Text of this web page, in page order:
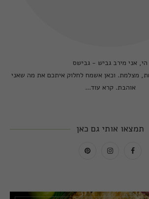
הי, אני מירב גביש - גבישס
מצלמת. וכאן אשמח לחלוק איתכם את מה שאני
אוהבת. קרא עוד...
תמצאו אותי גם כאן